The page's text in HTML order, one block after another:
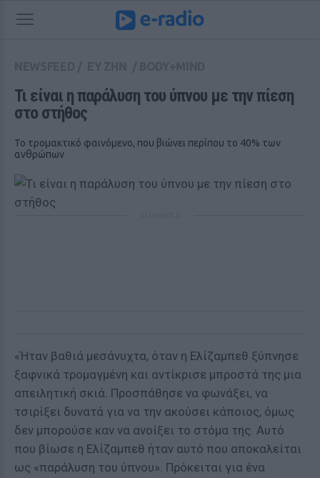
Τι είναι η παράλυση του ύπνου με την πίεση
στο στήθος
Το τρομακτικό φαινόμενο, που βιώνει περίπου το 40% των
ανθρώπων
«Ήταν βαθιά μεσάνυχτα, όταν η Ελίζαμπεθ ξύπνησε
ξαφνικά τρομαγμένη και αντίκρισε μπροστά της μια
απειλητική σκιά. Προσπάθησε να φωνάξει, να
τσιρίξει δυνατά για να την ακούσει κάποιος, όμως
δεν μπορούσε καν να ανοίξει το στόμα της. Αυτό
που βίωσε η Ελίζαμπεθ ήταν αυτό που αποκαλείται
ως «παράλυση του ύπνου». Πρόκειται για ένα